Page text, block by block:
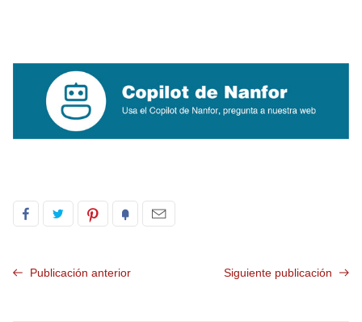
Publicación anterior Siguiente publicación